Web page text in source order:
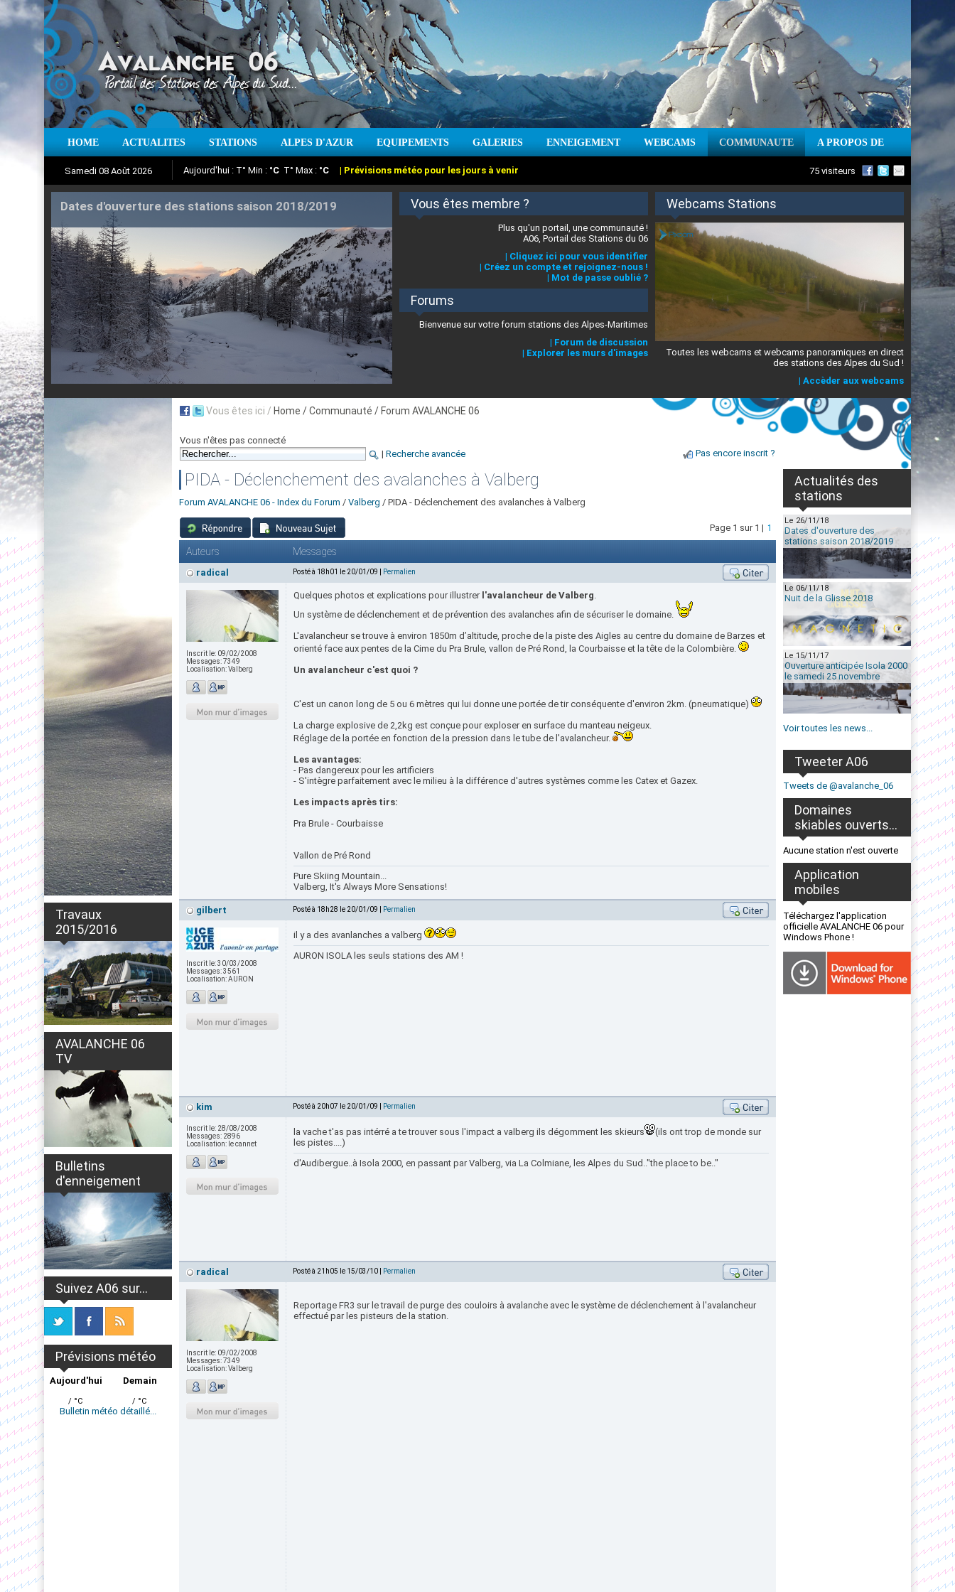
HOME ACTUALITES STATIONS ALPES D'AZUR EQUIPEMENTS GALERIES ENNEIGEMENT WEBCAMS COMMUNAUTE A PROPOS DE
Samedi 08 Août 2026
Aujourd'hui : T° Min :°CT° Max : Prévisions météo pour les jours à venir
Prévisions météo pour les jours à venir
Suivez en direct l'actualité des stations des Alpes-Maritimes
75 visiteurs
Vous êtes membre ?
Plus qu'un portail, une communauté !
A06, Portail des Stations du 06
| Cliquez ici pour vous identifier
| Créez un compte et rejoignez-nous !
| Mot de passe oublié ?
Forums
Bienvenue sur votre forum stations des Alpes-Maritimes
| Forum de discussion
| Explorer les murs d'images
Webcams Stations
Toutes les webcams et webcams panoramiques en direct
des stations des Alpes du Sud !
| Accèder aux webcams
Travaux
2015/2016
AVALANCHE 06
TV
Bulletins
d'enneigement
Suivez A06 sur...
Prévisions météo
Aujourd'hui
/ °C
Demain
/ °C
Bulletin météo détaillé...
Vous êtes ici / Home / Communauté / Forum AVALANCHE 06
Vous n'êtes pas connecté
| Recherche avancée Pas encore inscrit ?
PIDA - Déclenchement des avalanches à Valberg
Forum AVALANCHE 06 - Index du Forum / Valberg / PIDA - Déclenchement des avalanches à Valberg
Page 1 sur 1 | 1
Auteurs Messages
radical Posté à 18h01 le 20/01/09 | Permalien
Inscrit le: 09/02/2008
Messages:7349
Localisation:Valberg
Quelques photos et explications pour illustrer l'avalancheur de Valberg.
Un système de déclenchement et de prévention des avalanches afin de sécuriser le domaine.
L'avalancheur se trouve à environ 1850m d’altitude, proche de la piste des Aigles au centre du domaine de Barzes et
orienté face aux pentes de la Cime du Pra Brule, vallon de Pré Rond, la Courbaisse et la tête de la Colombière.
Un avalancheur c'est quoi ?
C'est un canon long de 5 ou 6 mètres qui lui donne une portée de tir conséquente d'environ 2km. (pneumatique)
La charge explosive de 2,2kg est conçue pour exploser en surface du manteau neigeux.
Réglage de la portée en fonction de la pression dans le tube de l'avalancheur.
Les avantages:
- Pas dangereux pour les artificiers
- S'intègre parfaitement avec le milieu à la différence d'autres systèmes comme les Catex et Gazex.
Les impacts après tirs:
Pra Brule - Courbaisse
Vallon de Pré Rond
Pure Skiing Mountain...
Valberg, It's Always More Sensations!
gilbert Posté à 18h28 le 20/01/09 | Permalien
Inscrit le:30/03/2008
Messages:3561
Localisation:AURON
il y a des avanlanches a valberg
AURON ISOLA les seuls stations des AM !
kim Posté à 20h07 le 20/01/09 | Permalien
Inscrit le: 28/08/2008
Messages: 2896
Localisation: le cannet
la vache t'as pas intérré a te trouver sous l'impact a valberg ils dégomment les skieurs
(ils ont trop de monde sur
les pistes....)
d'Audibergue..à Isola 2000, en passant par Valberg, via La Colmiane, les Alpes du Sud.."the place to be.."
radical Posté à 21h05 le 15/03/10 | Permalien
Inscrit le: 09/02/2008
Messages:7349
Localisation:Valberg
Reportage FR3 sur le travail de purge des couloirs à avalanche avec le système de déclenchement à l'avalancheur
effectué par les pisteurs de la station.
Actualités des
stations
Le 26/11/18
Dates d'ouverture des
stations saison 2018/2019
Le 06/11/18
Nuit de la Glisse 2018
Le 15/11/17
Ouverture anticipée Isola 2000
le samedi 25 novembre
Voir toutes les news...
Tweeter A06
Tweets de @avalanche_06
Domaines
skiables ouverts...
Aucune station n'est ouverte
Application
mobiles
Téléchargez l'application
officielle AVALANCHE 06 pour
Windows Phone !